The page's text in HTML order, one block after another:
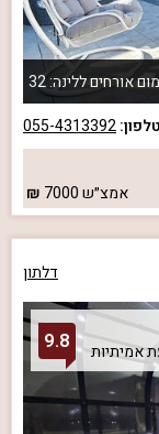
אורחים ללינה: 32
טלפון:055-4313392
אמצ״ש7000
דלתון
9.8